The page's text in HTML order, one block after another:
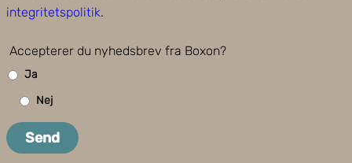
integritetspolitik.
Accepterer du nyhedsbrev fra Boxon?
Ja
Nej
Send